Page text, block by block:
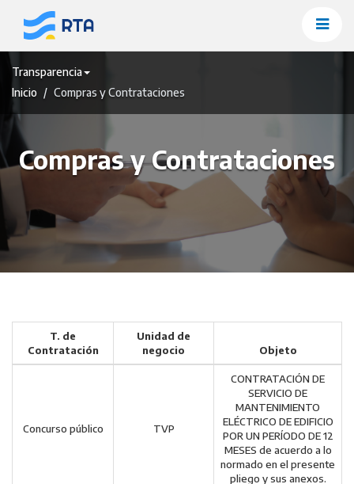
contenido
Transparencia
Inicio
Compras y Contrataciones
Compras y Contrataciones
T. de
Contratación
Unidad de
negocio
Objeto
Concurso público TVP
CONTRATACIÓN DE
SERVICIO DE
MANTENIMIENTO
ELÉCTRICO DE EDIFICIO
POR UN PERÍODO DE 12
MESES de acuerdo a lo
normado en el presente
pliego y sus anexos.